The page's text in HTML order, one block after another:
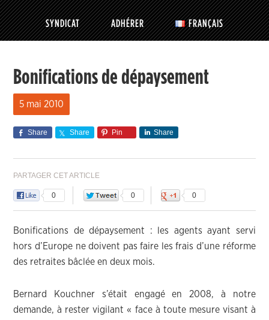
SYNDICAT ADHÉRER FRANÇAIS
Bonifications de dépaysement
5 mai 2010
Share Share Pin Share
PARTAGER CET ARTICLE
0 0 0
Bonifications de dépaysement : les agents ayant servi
hors d’Europe ne doivent pas faire les frais d’une réforme
des retraites bâclée en deux mois.
Bernard Kouchner s’était engagé en 2008, à notre
demande, à rester vigilant « face à toute mesure visant à